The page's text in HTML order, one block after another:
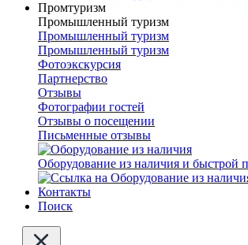
Промтуризм
Промышленный туризм
Промышленный туризм
Промышленный туризм
Фотоэкскурсия
Партнерство
Отзывы
Фотографии гостей
Отзывы о посещении
Письменные отзывы
Оборудование из наличия и быстрой
Контакты
Поиск